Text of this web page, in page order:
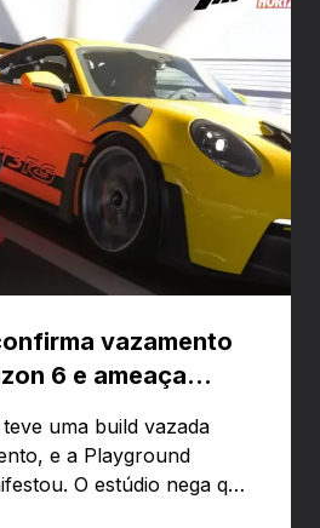
vazamento
6 e ameaça
uma build vazada
e a Playground
O estúdio nega que